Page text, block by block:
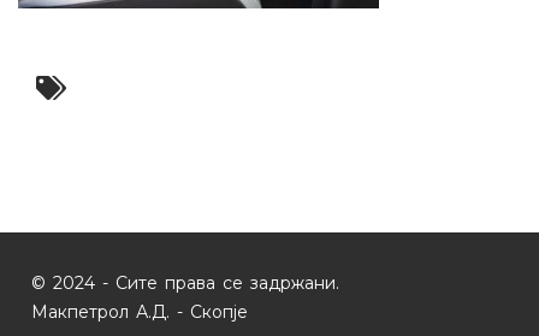
© 2024 - Сите права се задржани.
Макпетрол А.Д. - Скопје